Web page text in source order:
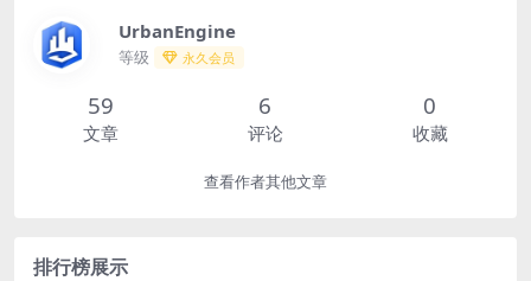
UrbanEngine
等级 永久会员
59
文章
6
评论
0
收藏
查看作者其他文章
排行榜展示